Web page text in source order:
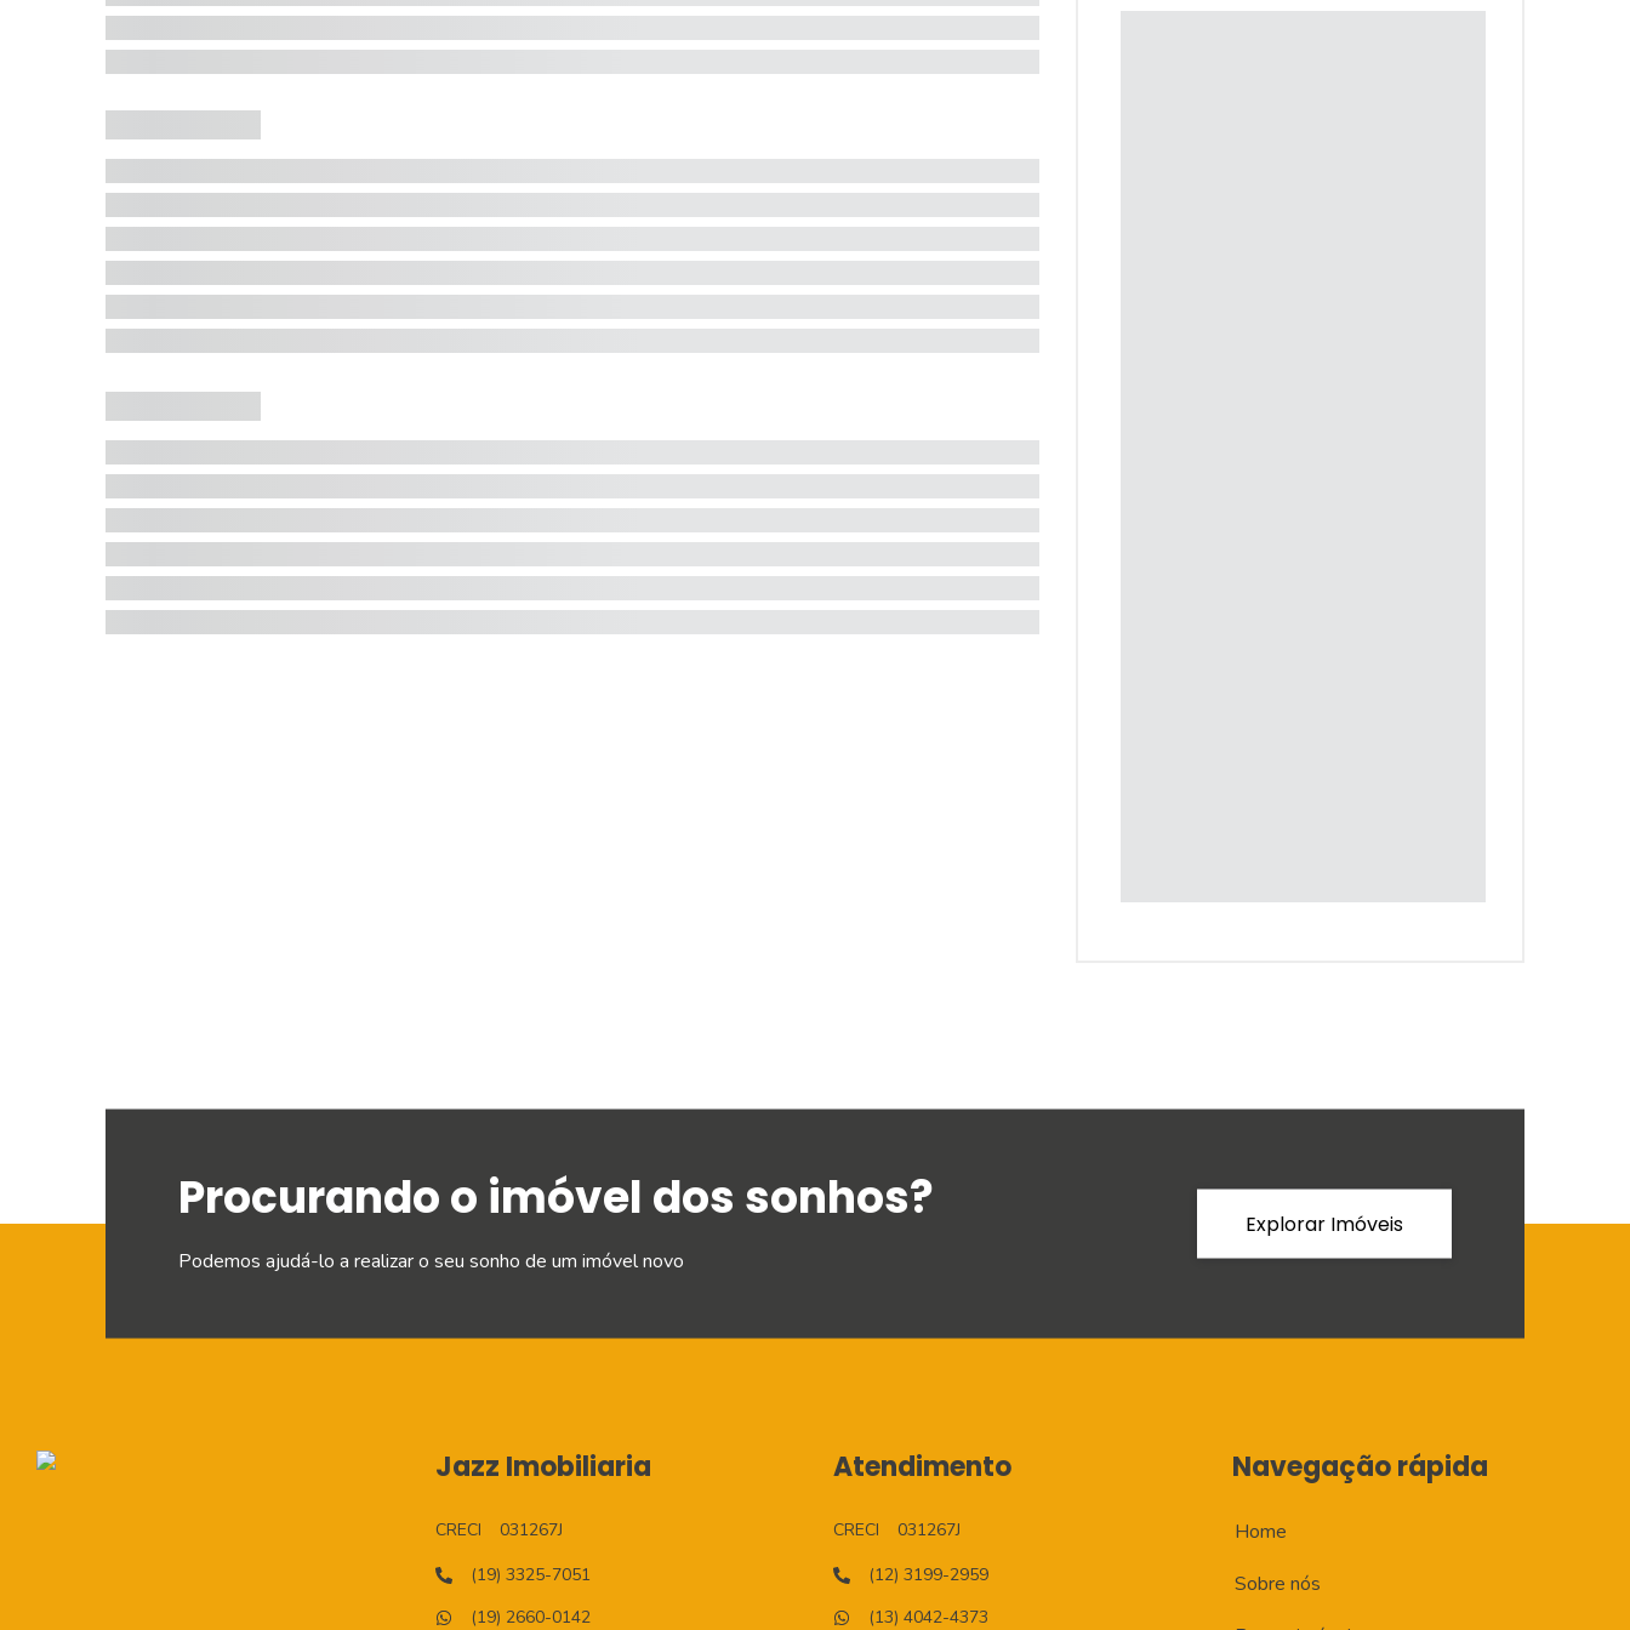
Procurando o imóvel dos sonhos?
Podemos ajudá-lo a realizar o seu sonho de um imóvel novo
Explorar Imóveis
Jazz Imobiliaria
CRECI
031267J
(19) 3325-7051
(19) 2660-0142
Atendimento
CRECI
031267J
(12) 3199-2959
(13) 4042-4373
Navegação rápida
Home
Sobre nós